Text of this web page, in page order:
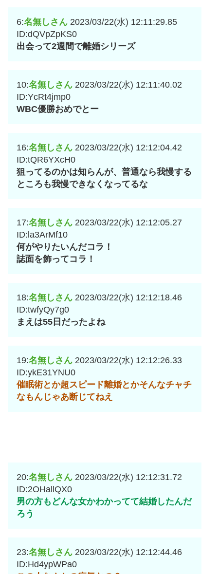
6:名無しさん 2023/03/22(水) 12:11:29.85
ID:dQVpZpKS0
出会って2週間で離婚シリーズ
10:名無しさん 2023/03/22(水) 12:11:40.02
ID:YcRt4jmp0
WBC優勝おめでとー
16:名無しさん 2023/03/22(水) 12:12:04.42
ID:tQR6YXcH0
狙ってるのかは知らんが、普通なら我慢する
ところも我慢できなくなってるな
17:名無しさん 2023/03/22(水) 12:12:05.27
ID:la3ArMf10
何がやりたいんだコラ！
誌面を飾ってコラ！
18:名無しさん 2023/03/22(水) 12:12:18.46
ID:twfyQy7g0
まえは55日だったよね
19:名無しさん 2023/03/22(水) 12:12:26.33
ID:ykE31YNU0
催眠術とか超スピード離婚とかそんなチャチ
なもんじゃあ断じてねえ
20:名無しさん 2023/03/22(水) 12:12:31.72
ID:2OHallQX0
男の方もどんな女かわかってて結婚したんだ
ろう
23:名無しさん 2023/03/22(水) 12:12:44.46
ID:Hd4ypWPa0